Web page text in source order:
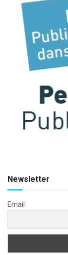
Newsletter
Email